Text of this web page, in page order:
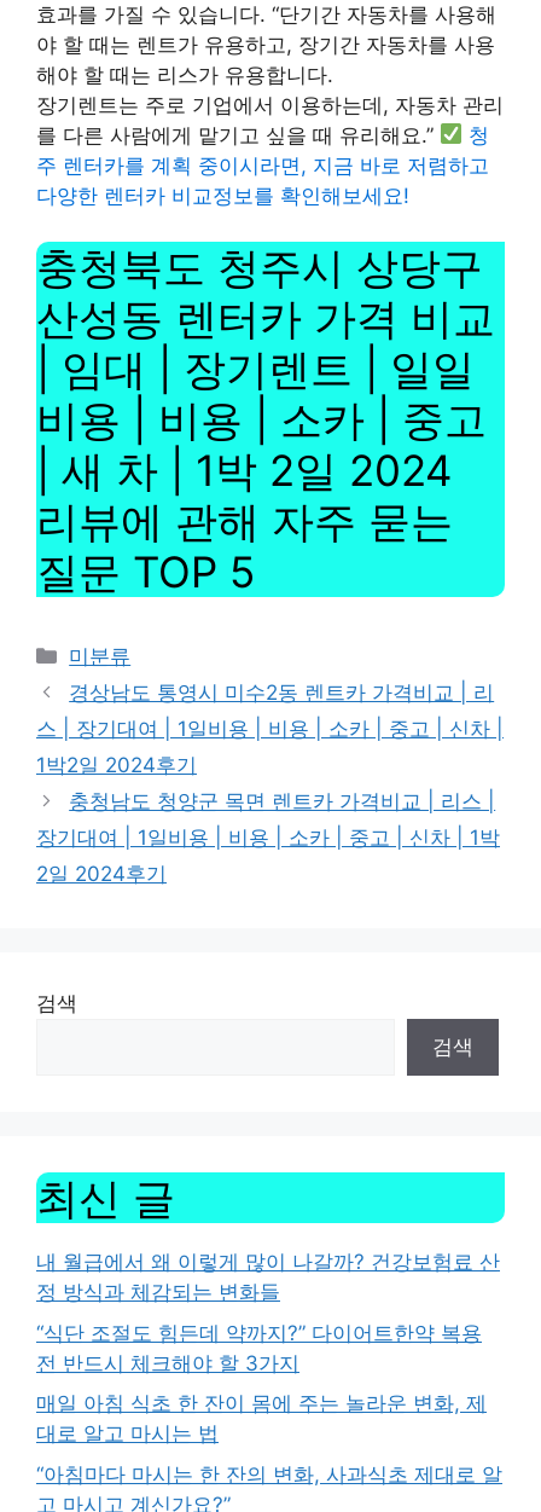
효과를 가질 수 있습니다. “단기간 자동차를 사용해
야 할 때는 렌트가 유용하고, 장기간 자동차를 사용
해야 할 때는 리스가 유용합니다.
장기렌트는 주로 기업에서 이용하는데, 자동차 관리
를 다른 사람에게 맡기고 싶을 때 유리해요.”
청
주 렌터카를 계획 중이시라면, 지금 바로 저렴하고
다양한 렌터카 비교정보를 확인해보세요!
충청북도 청주시 상당구
산성동 렌터카 가격 비교
| 임대 | 장기렌트 | 일일
비용 | 비용 | 소카 | 중고
| 새 차 | 1박 2일 2024
리뷰에 관해 자주 묻는
질문 TOP 5
Categories
미분류
경상남도 통영시 미수2동 렌트카 가격비교 | 리
스 | 장기대여 | 1일비용 | 비용 | 소카 | 중고 | 신차 |
1박2일 2024후기
충청남도 청양군 목면 렌트카 가격비교 | 리스 |
장기대여 | 1일비용 | 비용 | 소카 | 중고 | 신차 | 1박
2일 2024후기
검색
검색
최신 글
내 월급에서 왜 이렇게 많이 나갈까? 건강보험료 산
정 방식과 체감되는 변화들
“식단 조절도 힘든데 약까지?” 다이어트한약 복용
전 반드시 체크해야 할 3가지
매일 아침 식초 한 잔이 몸에 주는 놀라운 변화, 제
대로 알고 마시는 법
“아침마다 마시는 한 잔의 변화, 사과식초 제대로 알
고 마시고 계신가요?”